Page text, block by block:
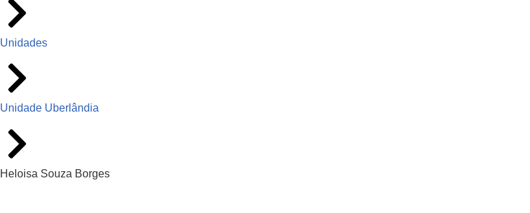
Unidades
Unidade Uberlândia
Heloisa Souza Borges